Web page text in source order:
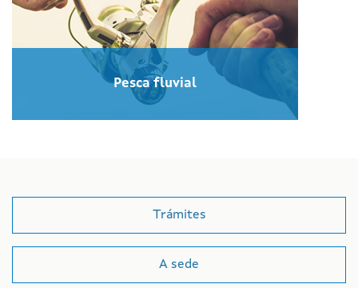
Pesca fluvial
Trámites
A sede